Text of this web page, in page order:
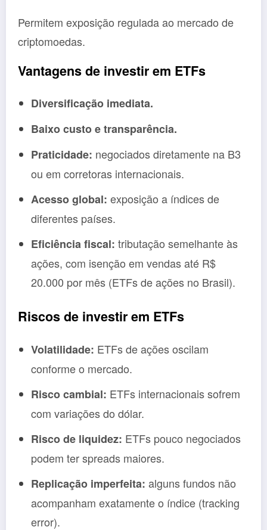
Permitem exposição regulada ao mercado de
criptomoedas.
Vantagens de investir em ETFs
Diversificação imediata.
Baixo custo e transparência.
Praticidade: negociados diretamente na B3
ou em corretoras internacionais.
Acesso global: exposição a índices de
diferentes países.
Eficiência fiscal: tributação semelhante às
ações, com isenção em vendas até R$
20.000 por mês (ETFs de ações no Brasil).
Riscos de investir em ETFs
Volatilidade: ETFs de ações oscilam
conforme o mercado.
Risco cambial: ETFs internacionais sofrem
com variações do dólar.
Risco de liquidez: ETFs pouco negociados
podem ter spreads maiores.
Replicação imperfeita: alguns fundos não
acompanham exatamente o índice (tracking
error).